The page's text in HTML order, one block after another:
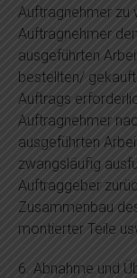
Auftragnehmer zu
Auftragnehmer
ausgeführten
bestellten/
Auftrags
Auftragnehmer
ausgeführten
zwangsläufig
Auftraggeber
Zusammenbau
montierter Teile
6. Abnahme und